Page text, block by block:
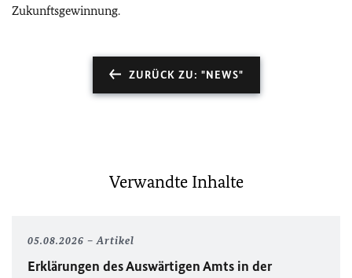
Zukunftsgewinnung.
ZURÜCK ZU: "NEWS"
Verwandte Inhalte
05.08.2026 Artikel
Erklärungen des Auswärtigen Amts in der